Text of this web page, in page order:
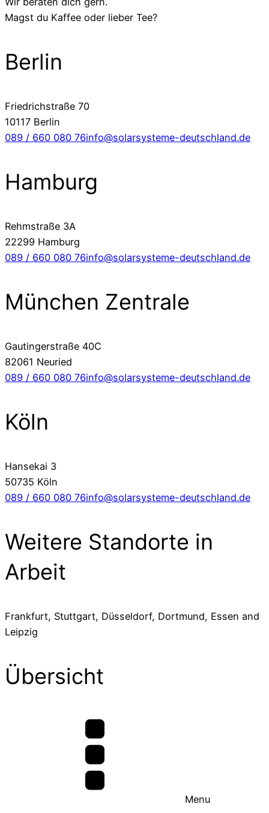
Magst du Kaffee oder lieber Tee?
Berlin
Friedrichstraße 70
10117 Berlin
089 / 660 080 76info@solarsysteme-deutschland.de
Hamburg
Rehmstraße 3A
22299 Hamburg
089 / 660 080 76info@solarsysteme-deutschland.de
München Zentrale
Gautingerstraße 40C
82061 Neuried
089 / 660 080 76info@solarsysteme-deutschland.de
Köln
Hansekai 3
50735 Köln
089 / 660 080 76info@solarsysteme-deutschland.de
Weitere Standorte in
Arbeit
Frankfurt, Stuttgart, Düsseldorf, Dortmund, Essen and
Leipzig
Übersicht
Menu